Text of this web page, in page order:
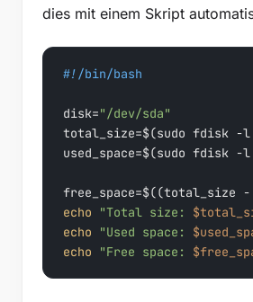
dies mit einem Skript
#!/bin/bash
disk="/dev/sda"
total_size=$(sudo fdisk -l
used_space=$(sudo fdisk -l
echo
"Total size:
echo
"Used space:
echo
"Free space: